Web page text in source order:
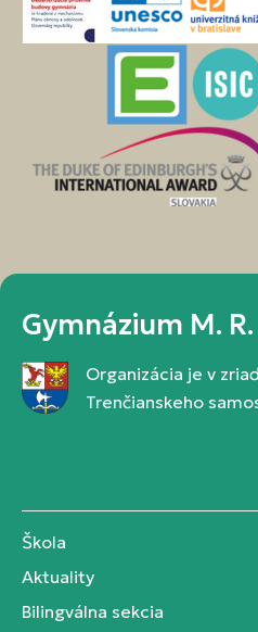
Gymnázium M.
Organizácia je v
Trenčianskeho
Škola
Aktuality
Bilingválna sekcia